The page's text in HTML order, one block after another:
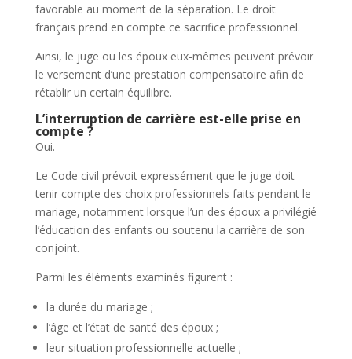
favorable au moment de la séparation. Le droit
français prend en compte ce sacrifice professionnel.
Ainsi, le juge ou les époux eux-mêmes peuvent prévoir
le versement d’une prestation compensatoire afin de
rétablir un certain équilibre.
L’interruption de carrière est-elle prise en
compte ?
Oui.
Le Code civil prévoit expressément que le juge doit
tenir compte des choix professionnels faits pendant le
mariage, notamment lorsque l’un des époux a privilégié
l’éducation des enfants ou soutenu la carrière de son
conjoint.
Parmi les éléments examinés figurent :
la durée du mariage ;
l’âge et l’état de santé des époux ;
leur situation professionnelle actuelle ;